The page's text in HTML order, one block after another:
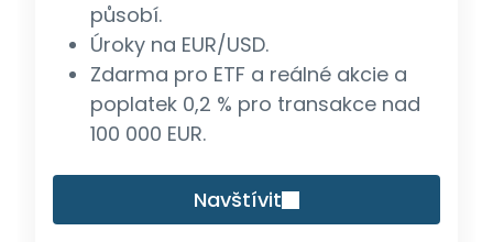
působí.
Úroky na EUR/USD.
Zdarma pro ETF a reálné akcie a
poplatek 0,2 % pro transakce nad
100 000 EUR.
Navštívit